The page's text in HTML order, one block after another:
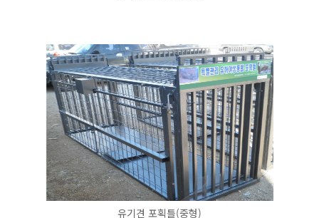
유기견 포획틀(중형)